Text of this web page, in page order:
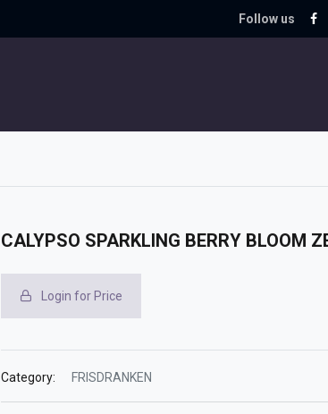
Follow us
CALYPSO SPARKLING BERRY BLOOM
Login for Price
Category: FRISDRANKEN